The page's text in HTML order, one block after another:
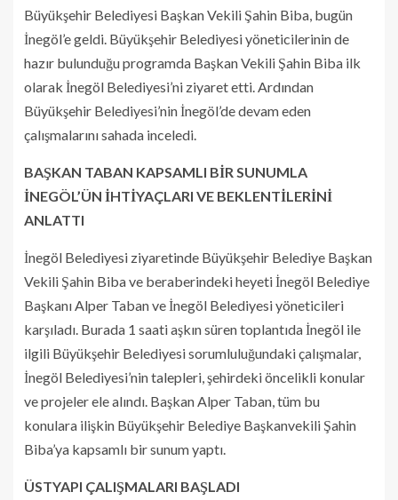
Büyükşehir Belediyesi Başkan Vekili Şahin Biba, bugün
İnegöl’e geldi. Büyükşehir Belediyesi yöneticilerinin de
hazır bulunduğu programda Başkan Vekili Şahin Biba ilk
olarak İnegöl Belediyesi’ni ziyaret etti. Ardından
Büyükşehir Belediyesi’nin İnegöl’de devam eden
çalışmalarını sahada inceledi.
BAŞKAN TABAN KAPSAMLI BİR SUNUMLA
İNEGÖL’ÜN İHTİYAÇLARI VE BEKLENTİLERİNİ
ANLATTI
İnegöl Belediyesi ziyaretinde Büyükşehir Belediye Başkan
Vekili Şahin Biba ve beraberindeki heyeti İnegöl Belediye
Başkanı Alper Taban ve İnegöl Belediyesi yöneticileri
karşıladı. Burada 1 saati aşkın süren toplantıda İnegöl ile
ilgili Büyükşehir Belediyesi sorumluluğundaki çalışmalar,
İnegöl Belediyesi’nin talepleri, şehirdeki öncelikli konular
ve projeler ele alındı. Başkan Alper Taban, tüm bu
konulara ilişkin Büyükşehir Belediye Başkanvekili Şahin
Biba’ya kapsamlı bir sunum yaptı.
ÜSTYAPI ÇALIŞMALARI BAŞLADI